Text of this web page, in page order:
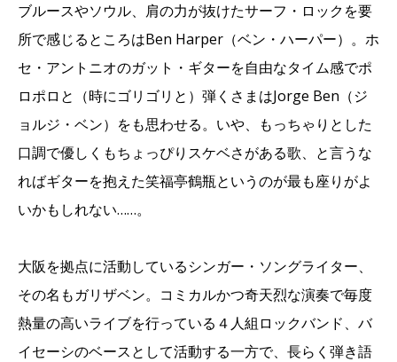
ブルースやソウル、肩の力が抜けたサーフ・ロックを要
所で感じるところはBen Harper（ベン・ハーパー）。ホ
セ・アントニオのガット・ギターを自由なタイム感でポ
ロポロと（時にゴリゴリと）弾くさまはJorge Ben（ジ
ョルジ・ベン）をも思わせる。いや、もっちゃりとした
口調で優しくもちょっぴりスケベさがある歌、と言うな
ればギターを抱えた笑福亭鶴瓶というのが最も座りがよ
いかもしれない……。
大阪を拠点に活動しているシンガー・ソングライター、
その名もガリザベン。コミカルかつ奇天烈な演奏で毎度
熱量の高いライブを行っている４人組ロックバンド、バ
イセーシのベースとして活動する一方で、長らく弾き語